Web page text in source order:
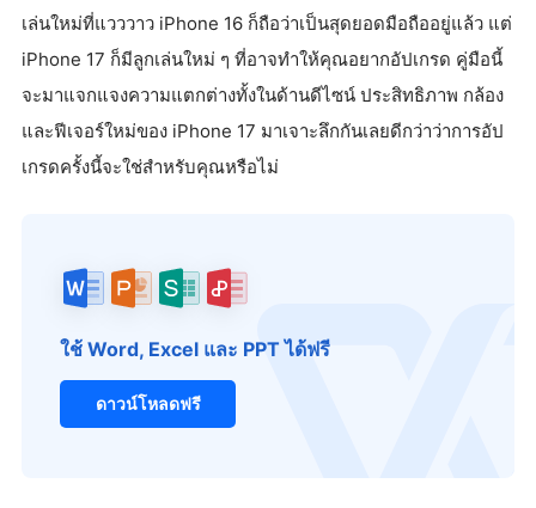
เล่นใหม่ที่แวววาว iPhone 16 ก็ถือว่าเป็นสุดยอดมือถืออยู่แล้ว แต่
iPhone 17 ก็มีลูกเล่นใหม่ ๆ ที่อาจทำให้คุณอยากอัปเกรด คู่มือนี้
จะมาแจกแจงความแตกต่างทั้งในด้านดีไซน์ ประสิทธิภาพ กล้อง
และฟีเจอร์ใหม่ของ iPhone 17 มาเจาะลึกกันเลยดีกว่าว่าการอัป
เกรดครั้งนี้จะใช่สำหรับคุณหรือไม่
ใช้ Word, Excel และ PPT ได้ฟรี
ดาวน์โหลดฟรี